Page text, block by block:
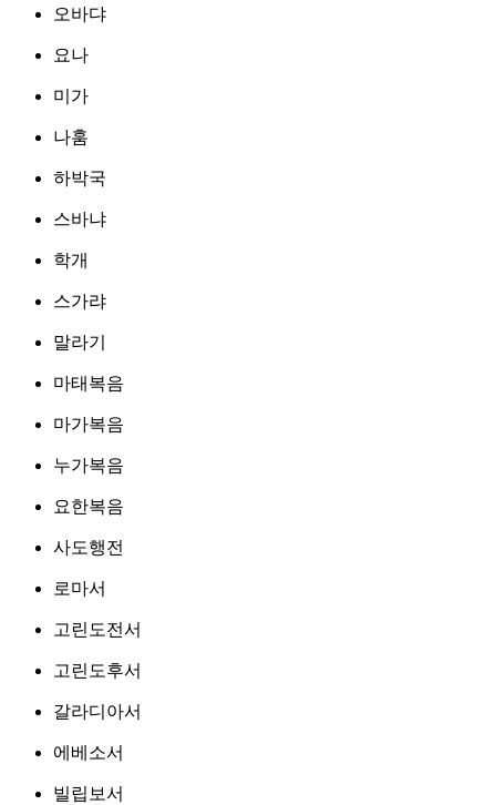
오바댜
요나
미가
나훔
하박국
스바냐
학개
스가랴
말라기
마태복음
마가복음
누가복음
요한복음
사도행전
로마서
고린도전서
고린도후서
갈라디아서
에베소서
빌립보서